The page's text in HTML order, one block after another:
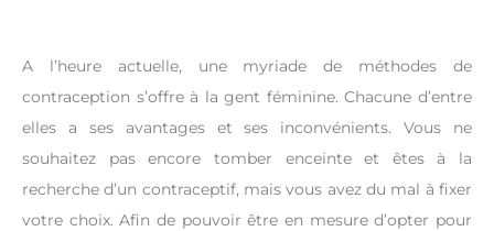
A l’heure actuelle, une myriade de méthodes de
contraception s’offre à la gent féminine. Chacune d’entre
elles a ses avantages et ses inconvénients. Vous ne
souhaitez pas encore tomber enceinte et êtes à la
recherche d’un contraceptif, mais vous avez du mal à fixer
votre choix. Afin de pouvoir être en mesure d’opter pour